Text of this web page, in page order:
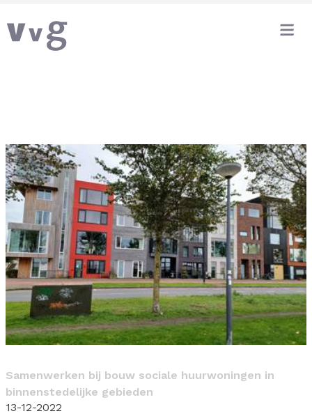
Samenwerken bij bouw sociale huurwoningen in
binnenstedelijke gebieden
13-12-2022